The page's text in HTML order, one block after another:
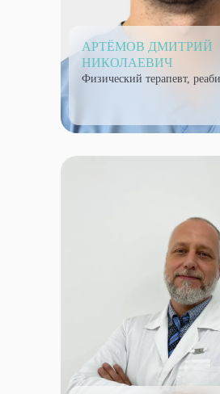
АРТЁМОВ ДМИТРИЙ
НИКОЛАЕВИЧ
Физический терапевт,